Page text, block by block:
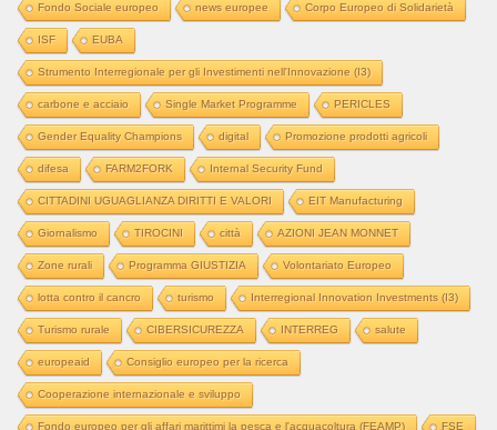
Fondo Sociale europeo news europee Corpo Europeo di Solidarietà
ISF EUBA
Strumento Interregionale per gli Investimenti nell'Innovazione (I3)
carbone e acciaio Single Market Programme PERICLES
Gender Equality Champions digital Promozione prodotti agricoli
difesa FARM2FORK Internal Security Fund
CITTADINI UGUAGLIANZA DIRITTI E VALORI EIT Manufacturing
Giornalismo TIROCINI città AZIONI JEAN MONNET
Zone rurali Programma GIUSTIZIA Volontariato Europeo
lotta contro il cancro turismo Interregional Innovation Investments (I3)
Turismo rurale CIBERSICUREZZA INTERREG salute
europeaid Consiglio europeo per la ricerca
Cooperazione internazionale e sviluppo
Fondo europeo per gli affari marittimi la pesca e l'acquacoltura (FEAMP) FSE